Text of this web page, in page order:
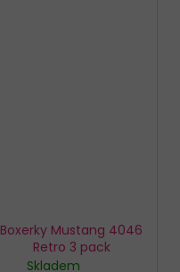
Boxerky Mustang 4046
Retro 3 pack
Skladem